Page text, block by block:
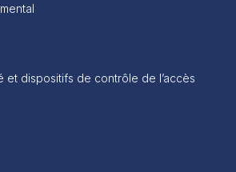
et dispositifs de contrôle de l’accès